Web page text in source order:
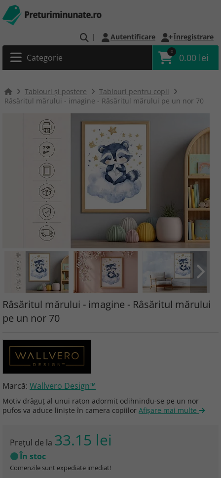
| Autentificare Înregistrare
Categorie
0
0.00 lei
Tablouri și postere
Tablouri pentru copii
Râsăritul mărului - imagine - Râsăritul mărului pe un nor 70
Râsăritul mărului - imagine - Râsăritul mărului
pe un nor 70
Marcă: Wallvero Design™
Motiv drăguț al unui raton adormit odihnindu-se pe un nor
pufos va aduce liniște în camera copiilor Afişare mai multe
Preţul de la 33.15 lei
În stoc
Comenzile sunt expediate imediat!